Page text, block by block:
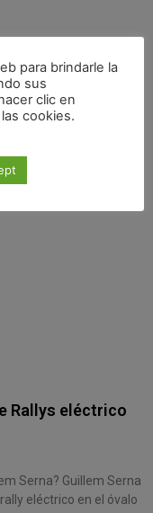
Rallys eléctrico
Serna? Guillem Serna
eléctrico en el óvalo
para brindarle la
sus
clic en
cookies.